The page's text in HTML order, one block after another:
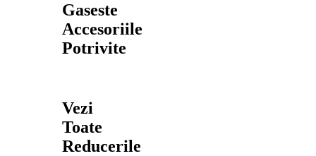
Gaseste
Accesoriile
Potrivite
Vezi
Toate
Reducerile